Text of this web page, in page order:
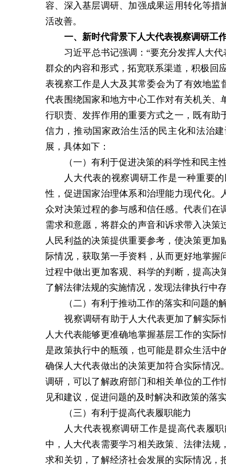
容、深入基层调研、加强成果运用转化等
活改善。
一、新时代背景下人大代表视察调研工
习近平总书记强调：“要充分发挥人大
群众的内容和形式，拓宽联系渠道，积极回
表视察工作是人大及其常委会为了有效地监
代表围绕国家和地方中心工作对有关机关
行职责、发挥作用的重要方式之一，既有
信力，推动国家政治生活的民主化和法治
展，具体如下：
（一）有利于促进决策的科学性和民主
人大代表的视察调研工作是一种重要
性，促进国家治理体系和治理能力现代化
众对决策过程的参与感和信任感。代表们
需求和意愿，将群众的声音和诉求带入决
人民利益的决策提供重要参考，使决策更
际情况，获取第一手资料，从而更好地掌
过程中做出更加客观、科学的判断，提高
了解法律法规的实施情况，发现法律执行中
（二）有利于推动工作的落实和问题的
视察调研有助于人大代表更加了解实
人大代表能够更准确地掌握基层工作的实
是政策执行中的瓶颈，也可能是群众生活
确保人大代表做出的决策更加符合实际情
调研，可以了解政府部门和相关单位的工
见和建议，促进问题的及时解决和政策的落
（三）有利于提高代表履职能力
人大代表视察调研工作是提高代表履
中，人大代表需要学习相关政策、法律法
求和关切，了解经济社会发展的实际情况